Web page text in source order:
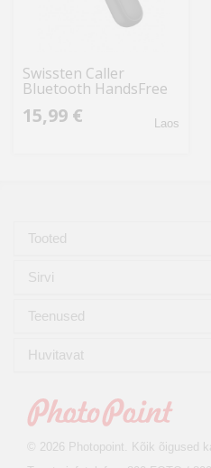
Swissten Caller
Bluetooth HandsFree
MultiPoint / CVC Noise
15,99 € Laos
Tooted
Sirvi
Teenused
Huvitavat
© 2026 Photopoint. Kõik õigused